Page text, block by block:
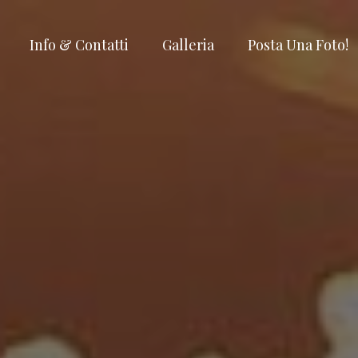
Info & Contatti Galleria Posta Una Foto!